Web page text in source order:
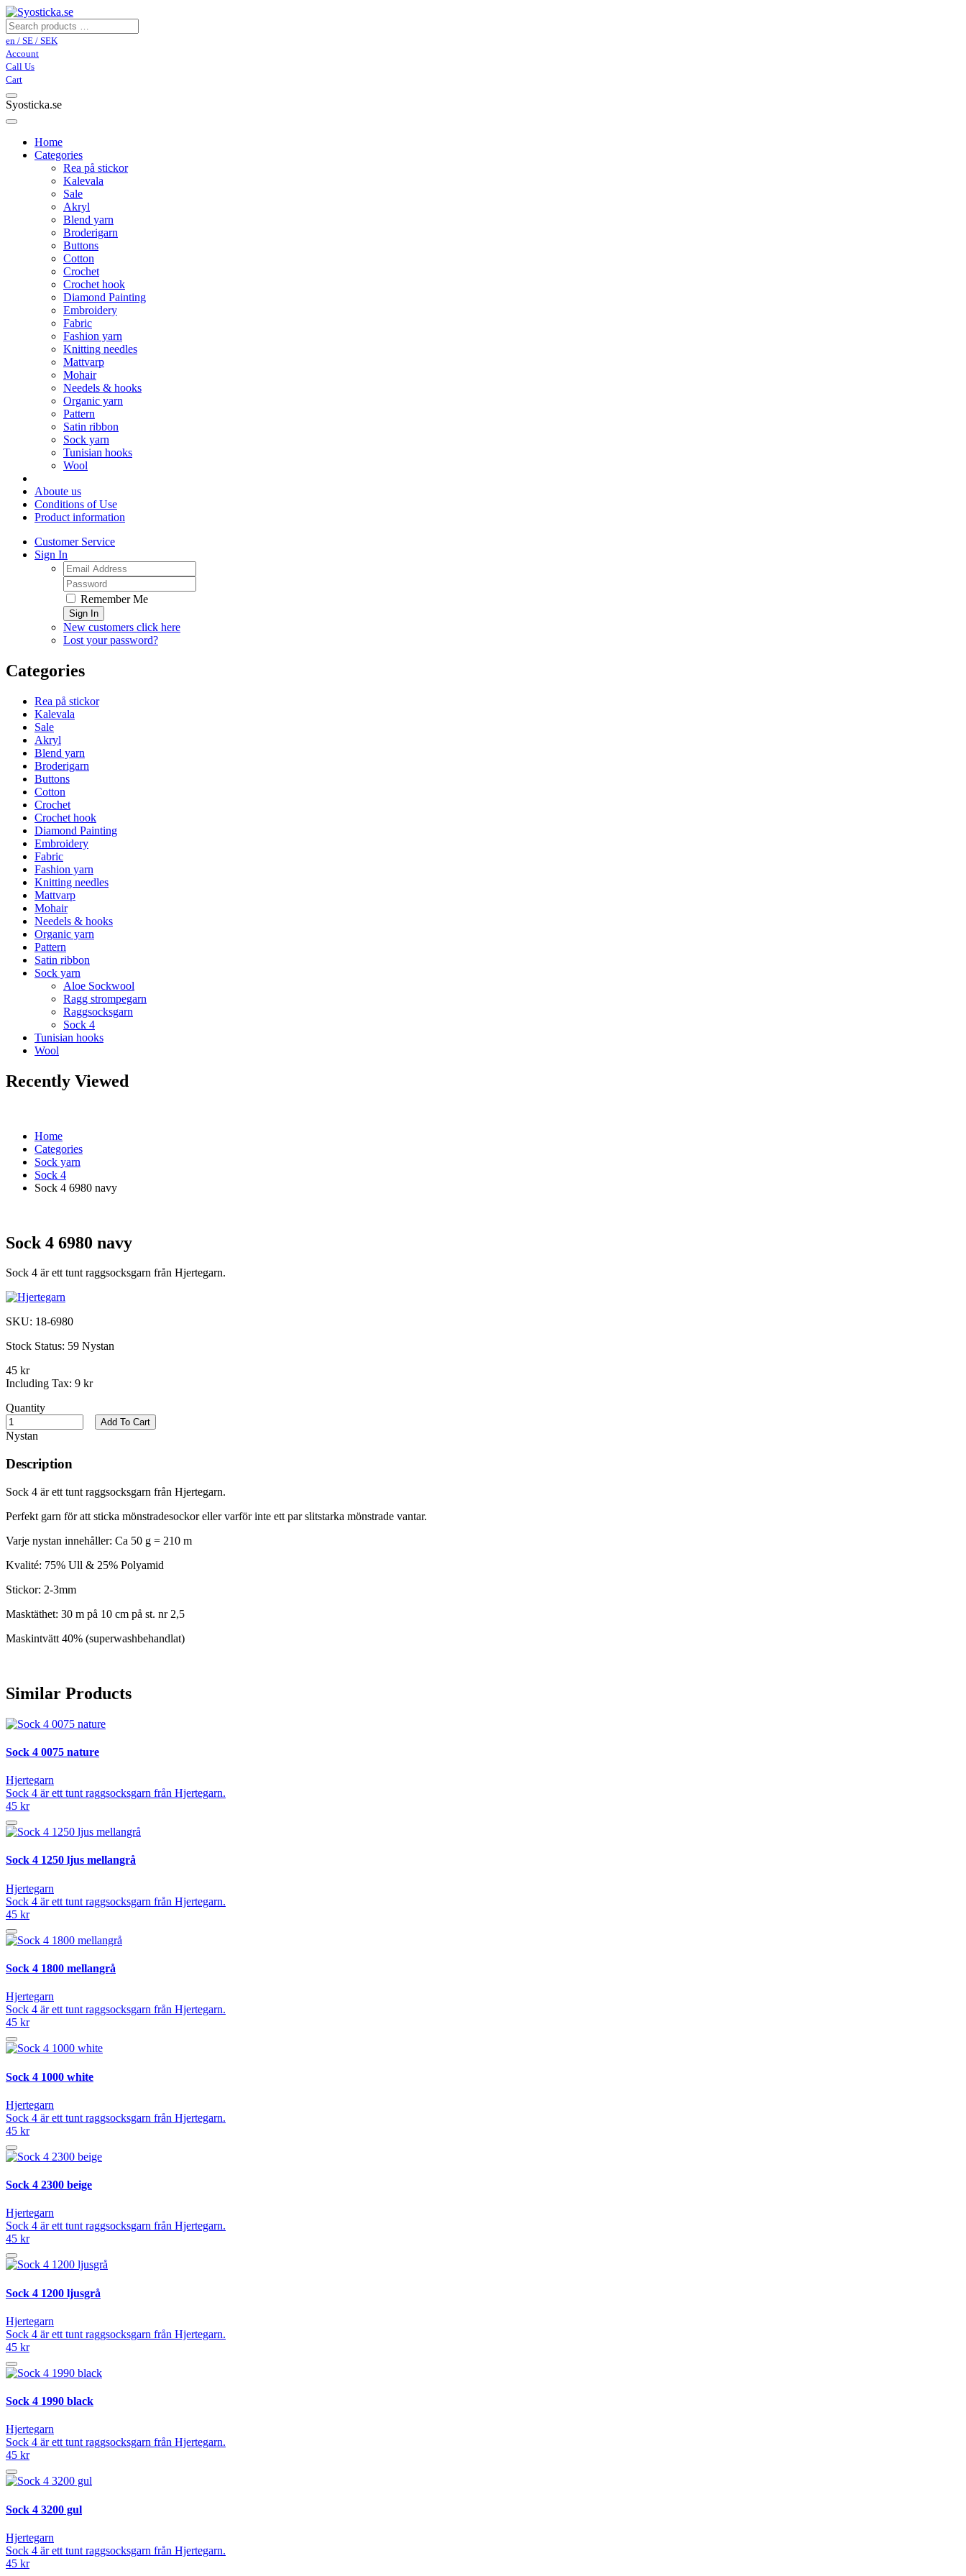
en / SE / SEK
Account
Call Us
Cart
Syosticka.se
Home
Categories
Rea på stickor
Kalevala
Sale
Akryl
Blend yarn
Broderigarn
Buttons
Cotton
Crochet
Crochet hook
Diamond Painting
Embroidery
Fabric
Fashion yarn
Knitting needles
Mattvarp
Mohair
Needels & hooks
Organic yarn
Pattern
Satin ribbon
Sock yarn
Tunisian hooks
Wool
Aboute us
Conditions of Use
Product information
Customer Service
Sign In
Remember Me
Sign In
New customers click here
Lost your password?
Categories
Rea på stickor
Kalevala
Sale
Akryl
Blend yarn
Broderigarn
Buttons
Cotton
Crochet
Crochet hook
Diamond Painting
Embroidery
Fabric
Fashion yarn
Knitting needles
Mattvarp
Mohair
Needels & hooks
Organic yarn
Pattern
Satin ribbon
Sock yarn
Aloe Sockwool
Ragg strompegarn
Raggsocksgarn
Sock 4
Tunisian hooks
Wool
Recently Viewed
Home
Categories
Sock yarn
Sock 4
Sock 4 6980 navy
Sock 4 6980 navy
Sock 4 är ett tunt raggsocksgarn från Hjertegarn.
SKU: 18-6980
Stock Status: 59 Nystan
45 kr
Including Tax: 9 kr
Quantity
Nystan
Add To Cart
Description
Sock 4 är ett tunt raggsocksgarn från Hjertegarn.
Perfekt garn för att sticka mönstradesockor eller varför inte ett par slitstarka mönstrade vantar.
Varje nystan innehåller: Ca 50 g = 210 m
Kvalité: 75% Ull & 25% Polyamid
Stickor: 2-3mm
Masktäthet: 30 m på 10 cm på st. nr 2,5
Maskintvätt 40% (superwashbehandlat)
Similar Products
Sock 4 0075 nature
Hjertegarn
Sock 4 är ett tunt raggsocksgarn från Hjertegarn.
45 kr
Sock 4 1250 ljus mellangrå
Hjertegarn
Sock 4 är ett tunt raggsocksgarn från Hjertegarn.
45 kr
Sock 4 1800 mellangrå
Hjertegarn
Sock 4 är ett tunt raggsocksgarn från Hjertegarn.
45 kr
Sock 4 1000 white
Hjertegarn
Sock 4 är ett tunt raggsocksgarn från Hjertegarn.
45 kr
Sock 4 2300 beige
Hjertegarn
Sock 4 är ett tunt raggsocksgarn från Hjertegarn.
45 kr
Sock 4 1200 ljusgrå
Hjertegarn
Sock 4 är ett tunt raggsocksgarn från Hjertegarn.
45 kr
Sock 4 1990 black
Hjertegarn
Sock 4 är ett tunt raggsocksgarn från Hjertegarn.
45 kr
Sock 4 3200 gul
Hjertegarn
Sock 4 är ett tunt raggsocksgarn från Hjertegarn.
45 kr